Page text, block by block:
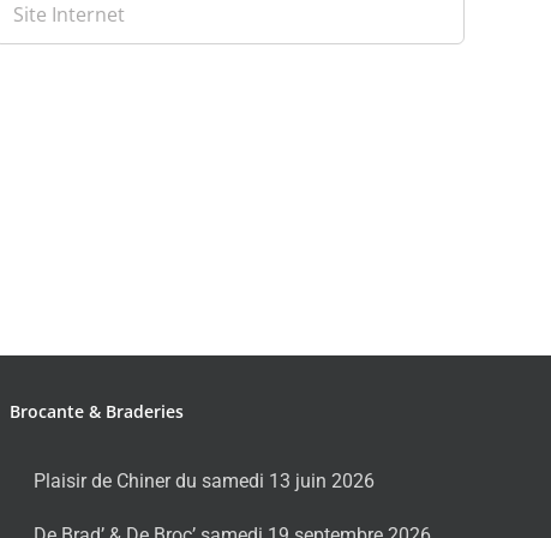
Brocante & Braderies
Plaisir de Chiner du samedi 13 juin 2026